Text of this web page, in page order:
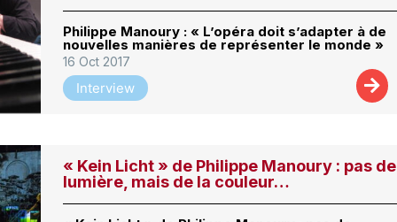
Philippe Manoury : « L’opéra doit s’adapter à de
nouvelles manières de représenter le monde »
16 Oct 2017
Interview
« Kein Licht » de Philippe Manoury : pas de
lumière, mais de la couleur…